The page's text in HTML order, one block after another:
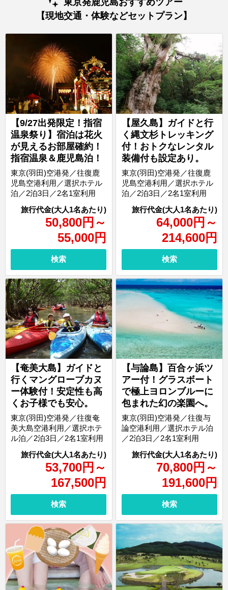
【現地交通・体験などセットプラン】
【9/27出発限定！指宿
温泉祭り】宿泊は花火
が見えるお部屋確約！
指宿温泉＆鹿児島泊！
50,800円 ～
55,000円
東京(羽田)空港発／往復鹿
児島空港利用／選択ホテル
泊／2泊3日／2名1室利用
検索
【屋久島】ガイドと行
く縄文杉トレッキング
付！おトクなレンタル
装備付も設定あり。
64,000円 ～
214,600円
東京(羽田)空港発／往復鹿
児島空港利用／選択ホテル
泊／2泊3日／2名1室利用
検索
【奄美大島】ガイドと
行くマングローブカヌ
ー体験付！安定性も高
くお子様でも安心。
53,700円 ～
167,500円
東京(羽田)空港発／往復奄
美大島空港利用／選択ホテ
ル泊／2泊3日／2名1室利用
検索
【与論島】百合ヶ浜ツ
アー付！グラスボート
で極上ヨロンブルーに
包まれた幻の楽園へ。
70,800円 ～
191,600円
東京(羽田)空港発／往復与
論空港利用／選択ホテル泊
／2泊3日／2名1室利用
検索